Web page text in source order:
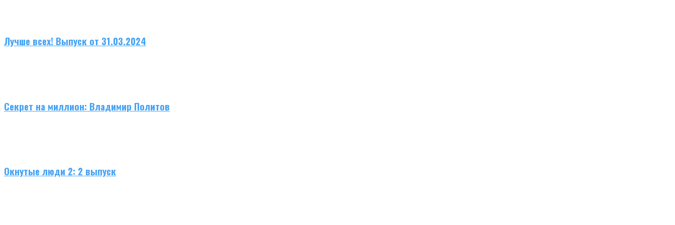
Лучше всех! Выпуск от 31.03.2024
Секрет на миллион: Владимир Политов
Окнутые люди 2: 2 выпуск